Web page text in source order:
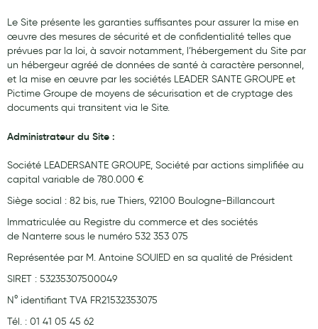
Soins des pieds
Dentifrices et bains de bouche
Brosses à dents et accessoires dentaires
Maquillage
Préservatifs - Gels lubrifiants
Accessoires, coutellerie, brosserie
Bouillottes
Parfums et bougies d'ambiance
Huiles
Le Site présente les garanties suffisantes pour assurer la mise en
œuvre des mesures de sécurité et de confidentialité telles que
prévues par la loi, à savoir notamment, l’hébergement du Site par
un hébergeur agréé de données de santé à caractère personnel,
et la mise en œuvre par les sociétés LEADER SANTE GROUPE et
Pictime Groupe de moyens de sécurisation et de cryptage des
documents qui transitent via le Site.
Administrateur du Site :
Société LEADERSANTE GROUPE, Société par actions simplifiée au
capital variable de 780.000 €
Siège social : 82 bis, rue Thiers, 92100 Boulogne-Billancourt
Immatriculée au Registre du commerce et des sociétés
de Nanterre sous le numéro 532 353 075
Représentée par M. Antoine SOUIED en sa qualité de Président
SIRET : 53235307500049
N° identifiant TVA FR21532353075
Tél. : 01 41 05 45 62